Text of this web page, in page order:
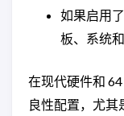
如果启用
板、系统
在现代硬件和
良性配置，尤其